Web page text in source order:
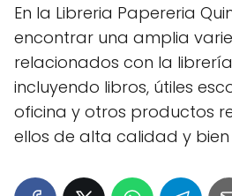
En la Libreria Papereria
encontrar una amplia
relacionados con la
incluyendo libros, útiles
oficina y otros productos
ellos de alta calidad y